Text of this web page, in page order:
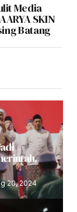
Media
SKIN
Batang
20, 2024